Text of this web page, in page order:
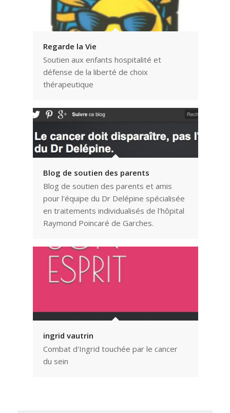
Regarde la Vie
Soutien aux enfants hospitalité et
défense de la liberté de choix
thérapeutique
Blog de soutien des parents
Blog de soutien des parents et amis
pour l'équipe du Dr Delépine spécialisée
en traitements individualisés de l'hôpital
Raymond Poincaré de Garches.
ingrid vautrin
Combat d'Ingrid touchée par le cancer
du sein